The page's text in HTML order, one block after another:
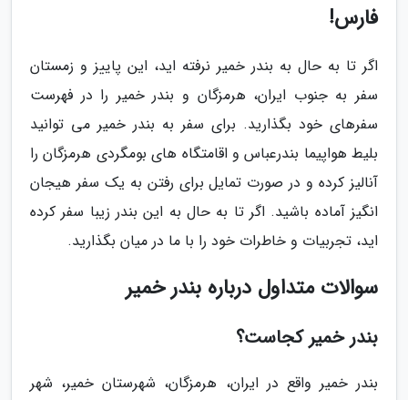
فارس!
اگر تا به حال به بندر خمیر نرفته اید، این پاییز و زمستان
سفر به جنوب ایران، هرمزگان و بندر خمیر را در فهرست
سفرهای خود بگذارید. برای سفر به بندر خمیر می توانید
بلیط هواپیما بندرعباس و اقامتگاه های بومگردی هرمزگان را
آنالیز کرده و در صورت تمایل برای رفتن به یک سفر هیجان
انگیز آماده باشید. اگر تا به حال به این بندر زیبا سفر کرده
اید، تجربیات و خاطرات خود را با ما در میان بگذارید.
سوالات متداول درباره بندر خمیر
بندر خمیر کجاست؟
بندر خمیر واقع در ایران، هرمزگان، شهرستان خمیر، شهر